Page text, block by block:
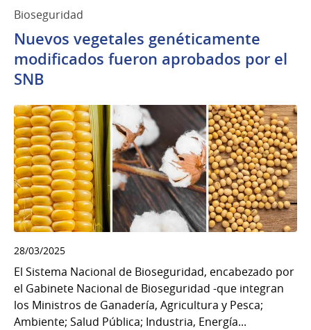
Bioseguridad
Nuevos vegetales genéticamente
modificados fueron aprobados por el
SNB
28/03/2025
El Sistema Nacional de Bioseguridad, encabezado por
el Gabinete Nacional de Bioseguridad -que integran
los Ministros de Ganadería, Agricultura y Pesca;
Ambiente; Salud Pública; Industria, Energía...